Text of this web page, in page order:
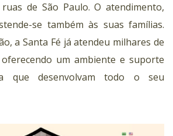
de São Paulo. O atendimento,
se também às suas famílias.
a Santa Fé já atendeu milhares de
um ambiente e suporte
que desenvolvam todo o seu